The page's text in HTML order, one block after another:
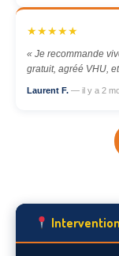
★★★★★
« Je recommande
gratuit, agréé VHU,
Laurent F. — il y a 2